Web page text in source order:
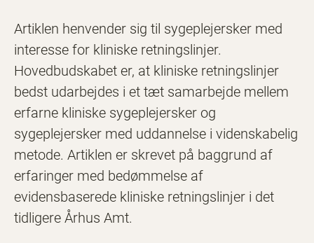
Artiklen henvender sig til sygeplejersker med
interesse for kliniske retningslinjer.
Hovedbudskabet er, at kliniske retningslinjer
bedst udarbejdes i et tæt samarbejde mellem
erfarne kliniske sygeplejersker og
sygeplejersker med uddannelse i videnskabelig
metode. Artiklen er skrevet på baggrund af
erfaringer med bedømmelse af
evidensbaserede kliniske retningslinjer i det
tidligere Århus Amt.